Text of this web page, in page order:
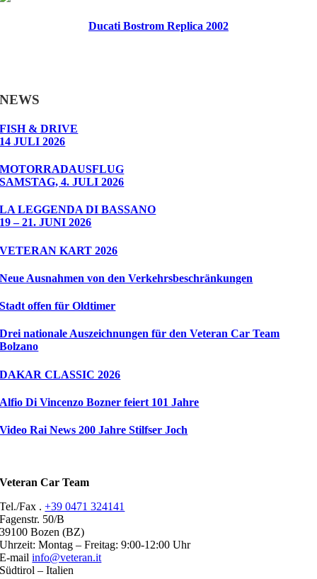
Ducati Bostrom Replica 2002
NEWS
FISH & DRIVE
14 JULI 2026
MOTORRADAUSFLUG
SAMSTAG, 4. JULI 2026
LA LEGGENDA DI BASSANO
19 – 21. JUNI 2026
VETERAN KART 2026
Neue Ausnahmen von den Verkehrsbeschränkungen
Stadt offen für Oldtimer
Drei nationale Auszeichnungen für den Veteran Car Team
Bolzano
DAKAR CLASSIC 2026
Alfio Di Vincenzo Bozner feiert 101 Jahre
Video Rai News 200 Jahre Stilfser Joch
Veteran Car Team
Tel./Fax .+39 0471 324141
Fagenstr. 50/B
39100 Bozen (BZ)
Uhrzeit: Montag – Freitag: 9:00-12:00 Uhr
E-mailinfo@veteran.it
Südtirol – Italien